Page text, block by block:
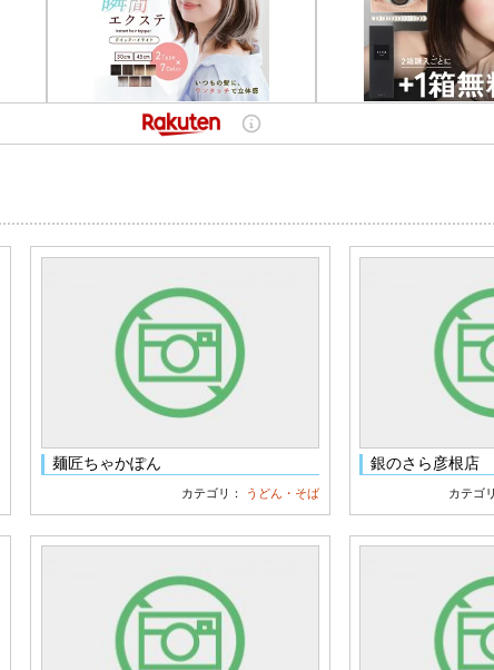
麺匠ちゃかぽん
カテゴリ： うどん・そば
銀のさら彦根店
カテゴ